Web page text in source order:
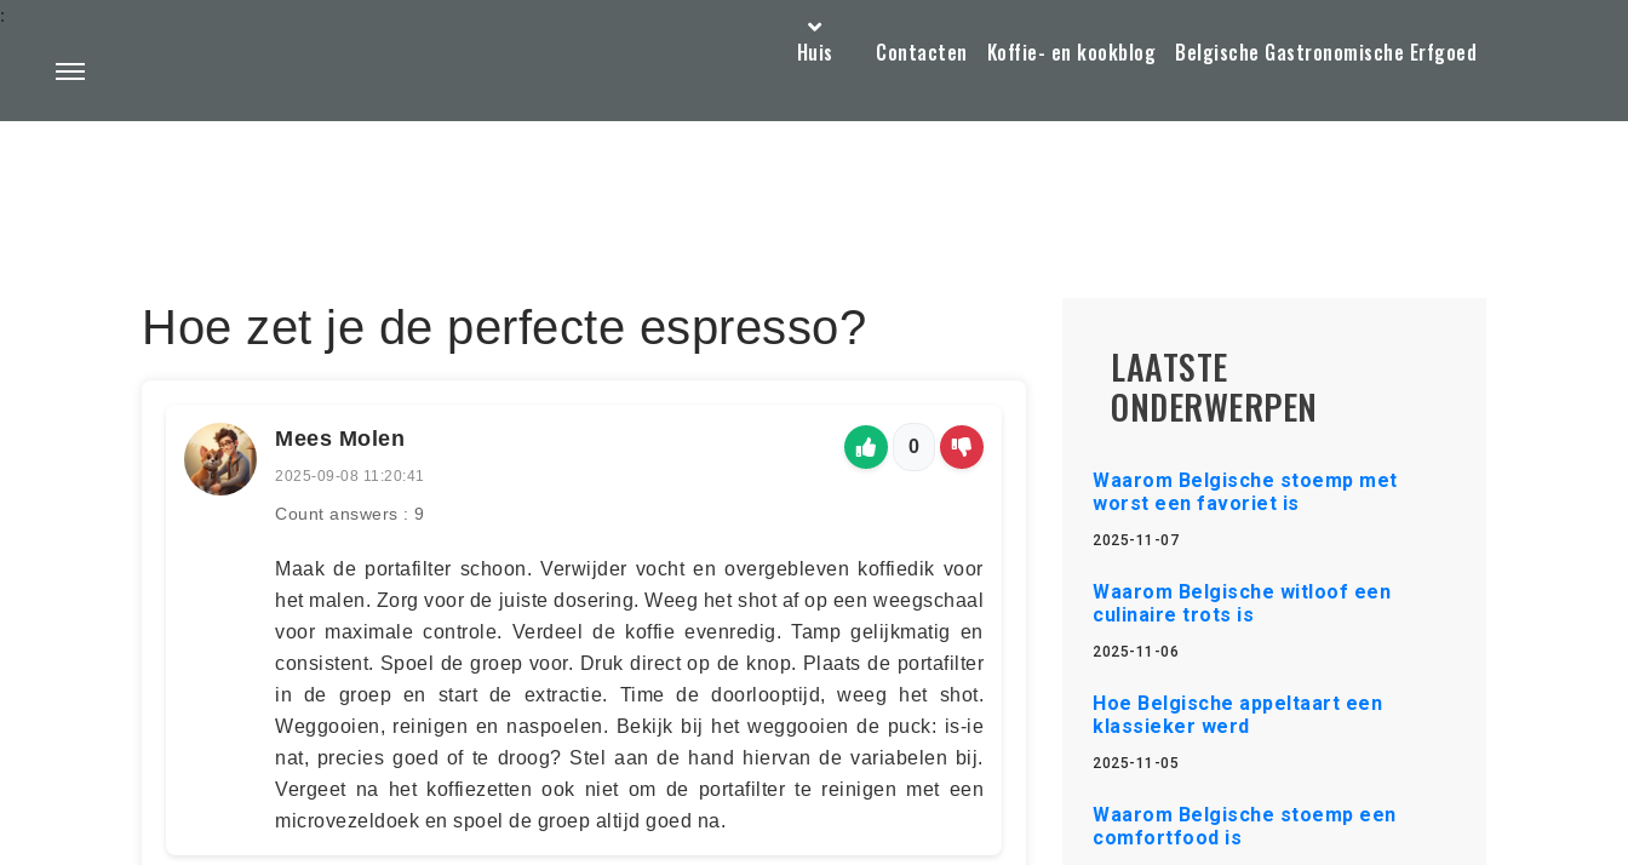
Huis Contacten Koffie- en kookblog Belgische Gastronomische Erfgoed
:
Hoe zet je de perfecte espresso?
Mees Molen
2025-09-08 11:20:41
Count answers : 9
0
Maak de portafilter schoon. Verwijder vocht en overgebleven koffiedik voor
het malen. Zorg voor de juiste dosering. Weeg het shot af op een weegschaal
voor maximale controle. Verdeel de koffie evenredig. Tamp gelijkmatig en
consistent. Spoel de groep voor. Druk direct op de knop. Plaats de portafilter
in de groep en start de extractie. Time de doorlooptijd, weeg het shot.
Weggooien, reinigen en naspoelen. Bekijk bij het weggooien de puck: is-ie
nat, precies goed of te droog? Stel aan de hand hiervan de variabelen bij.
Vergeet na het koffiezetten ook niet om de portafilter te reinigen met een
microvezeldoek en spoel de groep altijd goed na.
LAATSTE
ONDERWERPEN
Waarom Belgische stoemp met
worst een favoriet is
2025-11-07
Waarom Belgische witloof een
culinaire trots is
2025-11-06
Hoe Belgische appeltaart een
klassieker werd
2025-11-05
Waarom Belgische stoemp een
comfortfood is